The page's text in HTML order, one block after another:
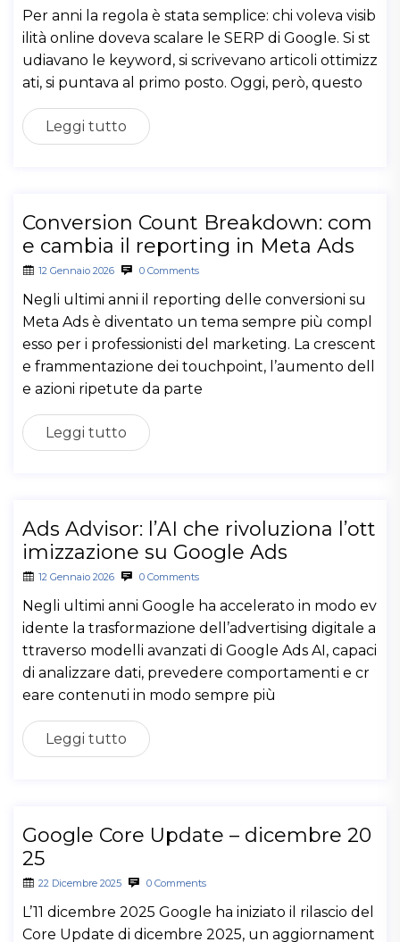
Per anni la regola è stata semplice: chi voleva visib
ilità online doveva scalare le SERP di Google. Si st
udiavano le keyword, si scrivevano articoli ottimizz
ati, si puntava al primo posto. Oggi, però, questo
Leggi tutto
Conversion Count Breakdown: com
e cambia il reporting in Meta Ads
12 Gennaio 2026 0 Comments
Negli ultimi anni il reporting delle conversioni su
Meta Ads è diventato un tema sempre più compl
esso per i professionisti del marketing. La crescent
e frammentazione dei touchpoint, l’aumento dell
e azioni ripetute da parte
Leggi tutto
Ads Advisor: l’AI che rivoluziona l’ott
imizzazione su Google Ads
12 Gennaio 2026 0 Comments
Negli ultimi anni Google ha accelerato in modo ev
idente la trasformazione dell’advertising digitale a
ttraverso modelli avanzati di Google Ads AI, capaci
di analizzare dati, prevedere comportamenti e cr
eare contenuti in modo sempre più
Leggi tutto
Google Core Update – dicembre 20
25
22 Dicembre 2025 0 Comments
L’11 dicembre 2025 Google ha iniziato il rilascio del
Core Update di dicembre 2025, un aggiornament